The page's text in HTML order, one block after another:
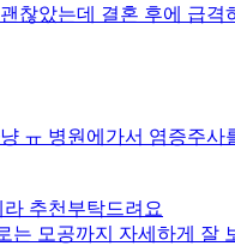
찮았는데 결혼 후에 급
ㅠ 병원에가서 염증주
추천부탁드려요
모공까지 자세하게